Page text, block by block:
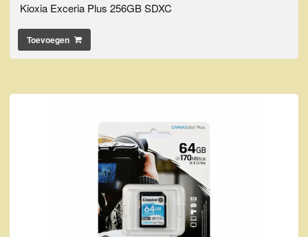
Kioxia Exceria Plus 256GB SDXC
Toevoegen